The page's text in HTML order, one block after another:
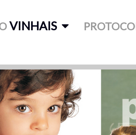
VINHAIS